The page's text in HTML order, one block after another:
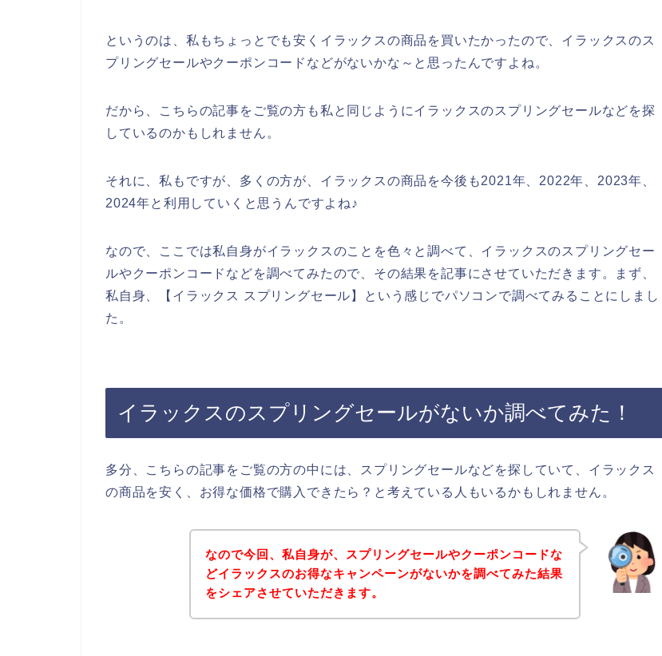
というのは、私もちょっとでも安くイラックスの商品を買いたかったので、イラックスのス
プリングセールやクーポンコードなどがないかな～と思ったんですよね。
だから、こちらの記事をご覧の方も私と同じようにイラックスのスプリングセールなどを探
しているのかもしれません。
それに、私もですが、多くの方が、イラックスの商品を今後も2021年、2022年、2023年、
2024年と利用していくと思うんですよね♪
なので、ここでは私自身がイラックスのことを色々と調べて、イラックスのスプリングセー
ルやクーポンコードなどを調べてみたので、その結果を記事にさせていただきます。まず、
私自身、【イラックス スプリングセール】という感じでパソコンで調べてみることにしまし
た。
イラックスのスプリングセールがないか調べてみた！
多分、こちらの記事をご覧の方の中には、スプリングセールなどを探していて、イラックス
の商品を安く、お得な価格で購入できたら？と考えている人もいるかもしれません。
なので今回、私自身が、スプリングセールやクーポンコードな
どイラックスのお得なキャンペーンがないかを調べてみた結果
をシェアさせていただきます。